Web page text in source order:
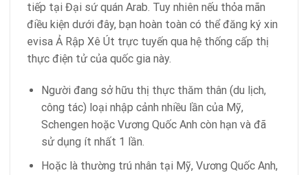
tiếp tại Đại sứ quán Arab. Tuy nhiên nếu thỏa mãn
điều kiện dưới đây, bạn hoàn toàn có thể đăng ký xin
evisa Ả Rập Xê Út trực tuyến qua hệ thống cấp thị
thực điện tử của quốc gia này.
Người đang sở hữu thị thực thăm thân (du lịch,
công tác) loại nhập cảnh nhiều lần của Mỹ,
Schengen hoặc Vương Quốc Anh còn hạn và đã
sử dụng ít nhất 1 lần.
Hoặc là thường trú nhân tại Mỹ, Vương Quốc Anh,